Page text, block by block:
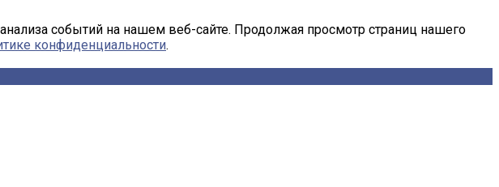
событий на нашем веб-сайте. Продолжая просмотр страниц нашего
конфиденциальности.